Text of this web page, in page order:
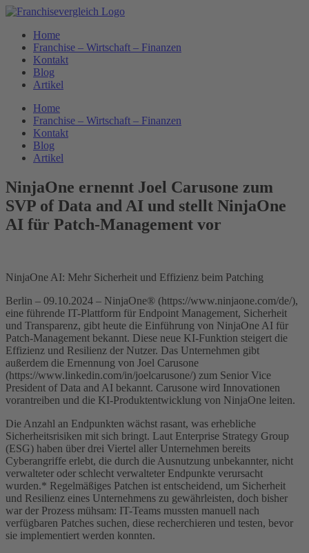
Zum
springenHome
Franchise – Wirtschaft – Finanzen
Kontakt
Blog
Artikel
Home
Franchise – Wirtschaft – Finanzen
Kontakt
Blog
Artikel
NinjaOne ernennt Joel Carusone zum
SVP of Data and AI und stellt NinjaOne
AI für Patch-Management vor
NinjaOne AI: Mehr Sicherheit und Effizienz beim Patching
Berlin – 09.10.2024 – NinjaOne® (https://www.ninjaone.com/de/),
eine führende IT-Plattform für Endpoint Management, Sicherheit
und Transparenz, gibt heute die Einführung von NinjaOne AI für
Patch-Management bekannt. Diese neue KI-Funktion steigert die
Effizienz und Resilienz der Nutzer. Das Unternehmen gibt
außerdem die Ernennung von Joel Carusone
(https://www.linkedin.com/in/joelcarusone/) zum Senior Vice
President of Data and AI bekannt. Carusone wird Innovationen
vorantreiben und die KI-Produktentwicklung von NinjaOne leiten.
Die Anzahl an Endpunkten wächst rasant, was erhebliche
Sicherheitsrisiken mit sich bringt. Laut Enterprise Strategy Group
(ESG) haben über drei Viertel aller Unternehmen bereits
Cyberangriffe erlebt, die durch die Ausnutzung unbekannter, nicht
verwalteter oder schlecht verwalteter Endpunkte verursacht
wurden.* Regelmäßiges Patchen ist entscheidend, um Sicherheit
und Resilienz eines Unternehmens zu gewährleisten, doch bisher
war der Prozess mühsam: IT-Teams mussten manuell nach
verfügbaren Patches suchen, diese recherchieren und testen, bevor
sie implementiert werden konnten.